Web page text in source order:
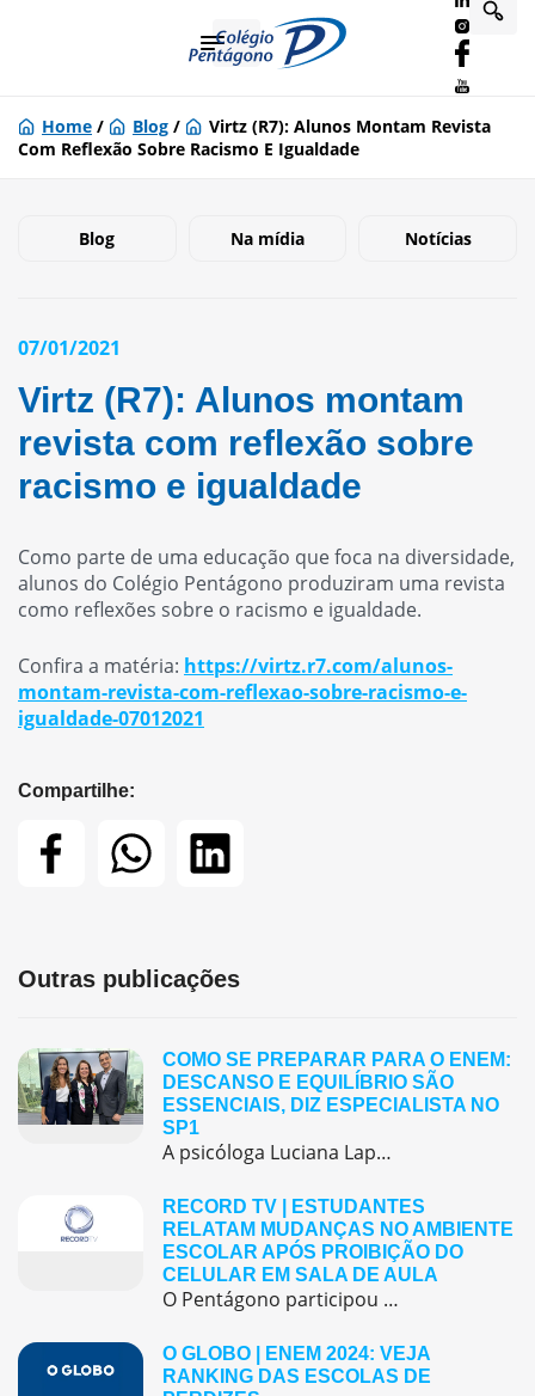
Home / Blog /
Virtz (R7): Alunos Montam Revista
Com Reflexão Sobre Racismo E Igualdade
Blog Na mídia Notícias
07/01/2021
Virtz (R7): Alunos montam
revista com reflexão sobre
racismo e igualdade
Como parte de uma educação que foca na diversidade,
alunos do Colégio Pentágono produziram uma revista
como reflexões sobre o racismo e igualdade.
Confira a matéria: https://virtz.r7.com/alunos-
montam-revista-com-reflexao-sobre-racismo-e-
igualdade-07012021
Compartilhe:
Outras publicações
COMO SE PREPARAR PARA O ENEM:
DESCANSO E EQUILÍBRIO SÃO
ESSENCIAIS, DIZ ESPECIALISTA NO
SP1
A psicóloga Luciana Lapa, orientadora educacional do Colégio Pentágono Morumbi, participou do telejornal SP1, da TV Globo, no dia 8 de novembro, para comentar sobre a preparação emocional dos estudantes na véspera do Enem. Durante a entrevista, ela destacou que o dia anterior à prova deve ser dedicado ao descanso e à tranquilidade. Segundo a […]
RECORD TV | ESTUDANTES
RELATAM MUDANÇAS NO AMBIENTE
ESCOLAR APÓS PROIBIÇÃO DO
CELULAR EM SALA DE AULA
O Pentágono participou de uma matéria especial no programa Repórter Record Investigação sobre a proibição do uso de celulares em sala de aula após um semestre da lei.
O GLOBO | ENEM 2024: VEJA
RANKING DAS ESCOLAS DE